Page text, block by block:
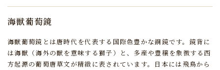
海獣葡萄鏡
海獣葡萄鏡とは唐時代を代表する国際色豊かな銅鏡です。 鏡背に
は海獣（海外の獣を意味する獅子）と、 多産や豊穣を象徴する西
方起源の葡萄唐草文が精緻に表されています。 日本には飛鳥から